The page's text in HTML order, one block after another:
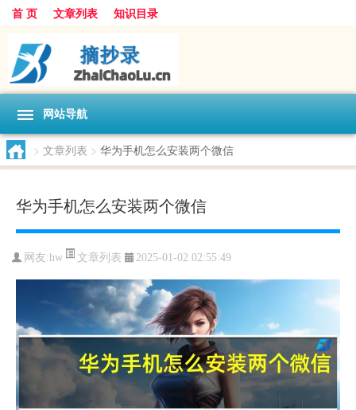
首 页 文章列表 知识目录
网站导航
> 文章列表 > 华为手机怎么安装两个微信
华为手机怎么安装两个微信
网友:hw 文章列表 2025-01-02 02:55:49